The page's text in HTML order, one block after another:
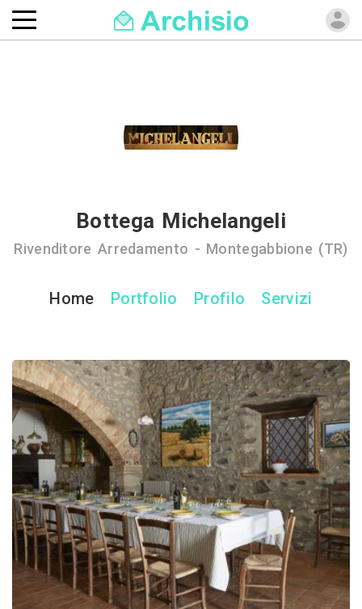
Bottega Michelangeli
Rivenditore Arredamento - Montegabbione (TR)
Home Portfolio Profilo Servizi